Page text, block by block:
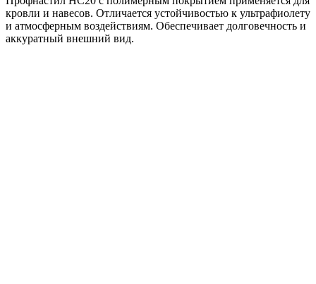
кровли и навесов. Отличается устойчивостью к ультрафиолету
и атмосферным воздействиям. Обеспечивает долговечность и
аккуратный внешний вид.